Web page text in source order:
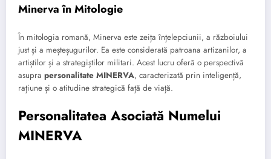
Minerva în Mitologie
În mitologia romană, Minerva este zeița înțelepciunii, a războiului
just și a meșteșugurilor. Ea este considerată patroana artizanilor, a
artiștilor și a strategiștilor militari. Acest lucru oferă o perspectivă
asupra personalitate MINERVA, caracterizată prin inteligență,
rațiune și o atitudine strategică față de viață.
Personalitatea Asociată Numelui
MINERVA